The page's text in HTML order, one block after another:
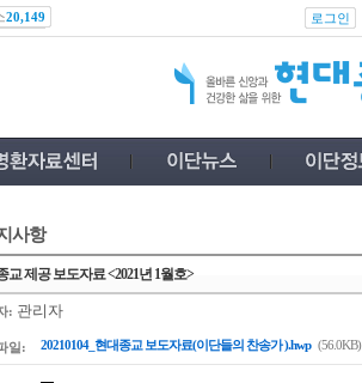
20,149 로그인
사항
교 제공 보도자료 <2021년 1월호>
: 관리자
일: 20210104_현대종교 보도자료(이단들의 찬송가 ).hwp (56.0KB)